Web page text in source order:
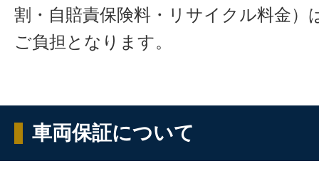
割・自賠責保険料・リサイクル料金）
ご負担となります。
車両保証について